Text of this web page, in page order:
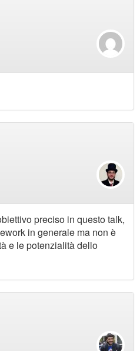
preciso in questo talk,
in generale ma non è
e le potenzialità dello